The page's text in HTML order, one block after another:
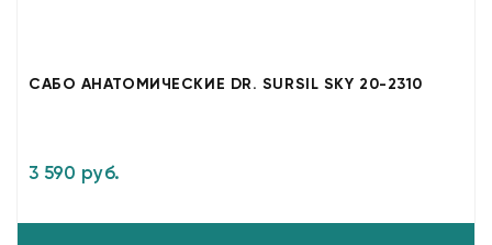
САБО АНАТОМИЧЕСКИЕ DR. SURSIL SKY 20-2310
3 590 руб.